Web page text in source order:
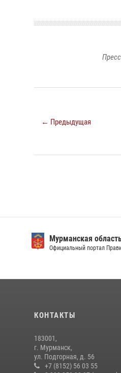
← Предыдущая
КОНТАКТЫ
183001,
г. Мурманск,
ул. Подгорная, д. 56
+7 (8152) 56 03 55